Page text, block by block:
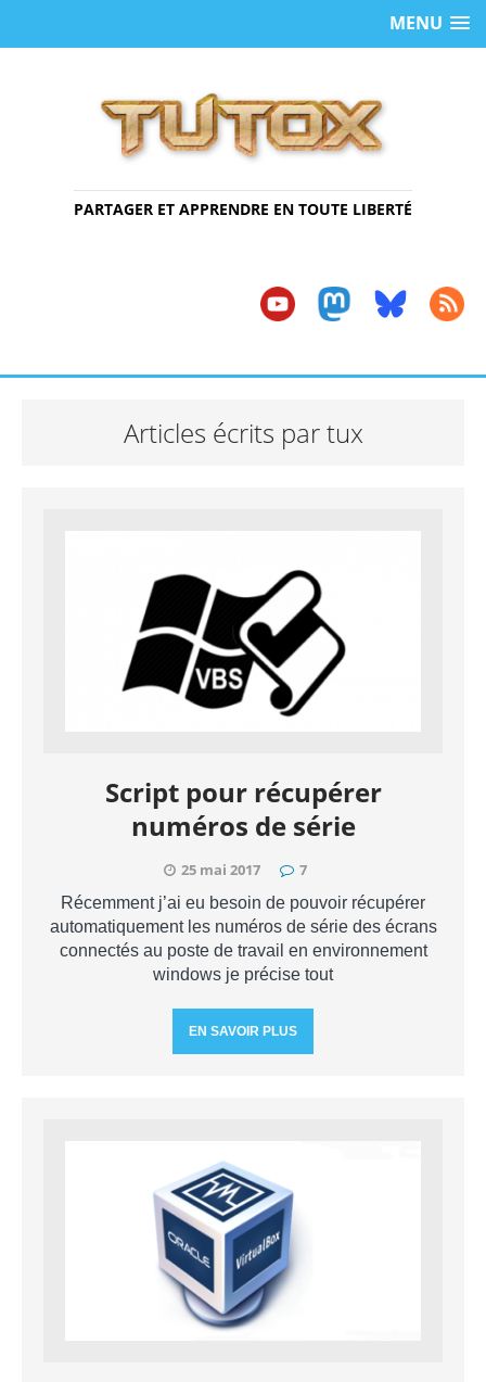
MENU
PARTAGER ET APPRENDRE EN TOUTE LIBERTÉ
Articles écrits par tux
Script pour récupérer
numéros de série
25 mai 2017 7
Récemment j’ai eu besoin de pouvoir récupérer
automatiquement les numéros de série des écrans
connectés au poste de travail en environnement
windows je précise tout
EN SAVOIR PLUS